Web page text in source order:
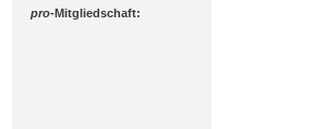
pro-Mitgliedschaft: